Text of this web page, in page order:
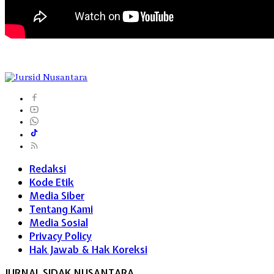
Redaksi
Kode Etik
Media Siber
Tentang Kami
Media Sosial
Privacy Policy
Hak Jawab & Hak Koreksi